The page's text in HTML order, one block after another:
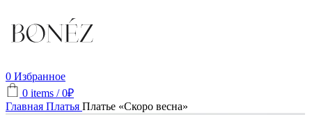
0 Избранное
0 items / 0₽
Главная Платья Платье «Скоро весна»